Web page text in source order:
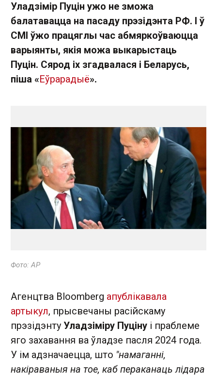
Уладзімір Пуцін ужо не зможа
балатавацца на пасаду прэзідэнта РФ. І ў
СМІ ўжо працяглы час абмяркоўваюцца
варыянты, якія можа выкарыстаць
Пуцін. Сярод іх згадвалася і Беларусь,
піша «Еўрарадыё».
Фото: АР
Агенцтва Bloomberg апублікавала
артыкул, прысвечаны расійскаму
прэзідэнту Уладзіміру Пуціну і праблеме
яго захавання ва ўладзе пасля 2024 года.
У ім адзначаецца, што "намаганні,
накіраваныя на тое, каб пераканаць лідара